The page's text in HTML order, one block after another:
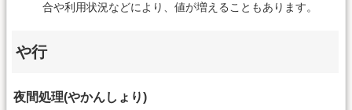
合や利用状況などにより、値が増えることもあります。
や行
夜間処理(やかんしょり)